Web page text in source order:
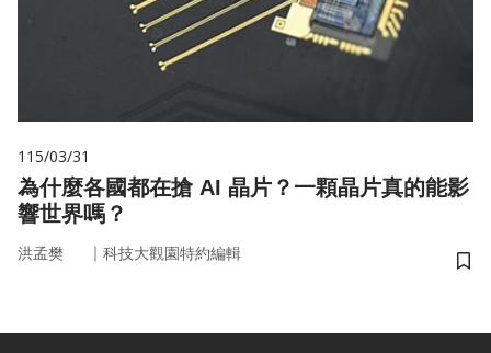
115/03/31
為什麼各國都在搶 AI 晶片？一顆晶片真的能影
響世界嗎？
洪孟樊 ｜ 科技大觀園特約編輯
儲